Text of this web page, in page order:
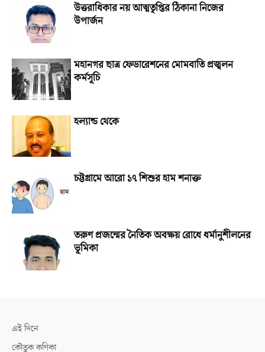
উত্তরাধিকার নয় আত্মতৃপ্তির ঠিকানা নিজের
উপার্জন
মহানগর ছাত্র ফেডারেশনের মোমবাতি প্রজ্বলন
কর্মসূচি
হল্যান্ড থেকে
চট্টগ্রামে আরো ১৭ শিশুর হাম শনাক্ত
তরুণ প্রজন্মের নৈতিক অবক্ষয় রোধে ধর্মানুশীলনের
ভূমিকা
এই দিনে
কৌতুক কণিকা